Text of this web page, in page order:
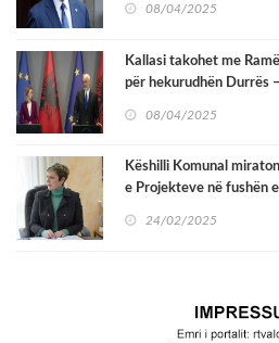
08/04/2025
Kallasi takohet me
për hekurudhën Durrës
08/04/2025
Këshilli Komunal
e Projekteve në fushën
24/02/2025